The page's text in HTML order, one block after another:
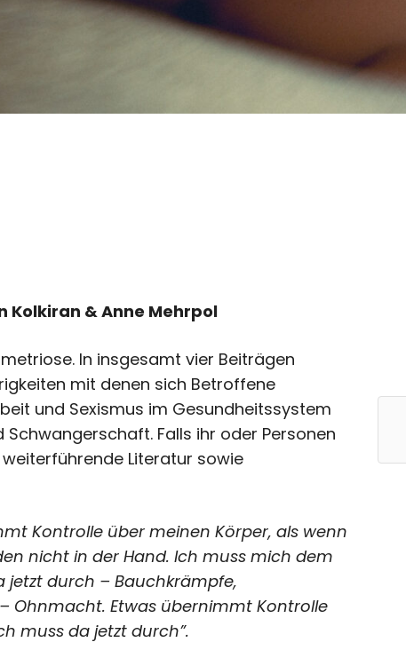
Kolkiran & Anne Mehrpol
In insgesamt vier Beiträgen
mit denen sich Betroffene
und Sexismus im Gesundheitssystem
Falls ihr oder Personen
Literatur sowie
Kontrolle über meinen Körper, als wenn
nicht in der Hand. Ich muss mich dem
jetzt durch – Bauchkrämpfe,
Ohnmacht. Etwas übernimmt Kontrolle
muss da jetzt durch”.